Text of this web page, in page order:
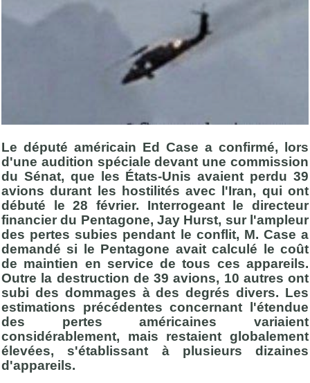
Le député américain Ed Case a confirmé, lors
d'une audition spéciale devant une commission
du Sénat, que les États-Unis avaient perdu 39
avions durant les hostilités avec l'Iran, qui ont
débuté le 28 février. Interrogeant le directeur
financier du Pentagone, Jay Hurst, sur l'ampleur
des pertes subies pendant le conflit, M. Case a
demandé si le Pentagone avait calculé le coût
de maintien en service de tous ces appareils.
Outre la destruction de 39 avions, 10 autres ont
subi des dommages à des degrés divers. Les
estimations précédentes concernant l'étendue
des pertes américaines variaient
considérablement, mais restaient globalement
élevées, s'établissant à plusieurs dizaines
d'appareils.